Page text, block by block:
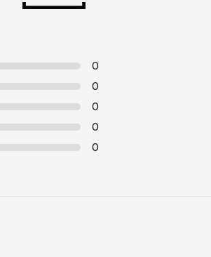
0
0
0
0
0